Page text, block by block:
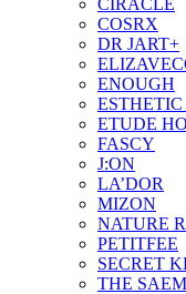
CIRACLE
COSRX
DR JART+
ENOUGH
ESTHETIC
ETUDE
FASCY
J:ON
LA’DOR
MIZON
NATURE
PETITFEE
SEСRET
THE SAEM